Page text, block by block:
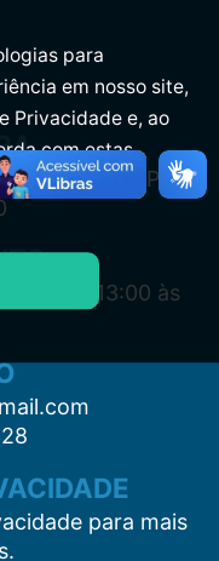
n, Centro CEP:
e das 13:00 às
para mais
para
em nosso site,
Privacidade e, ao
com estas